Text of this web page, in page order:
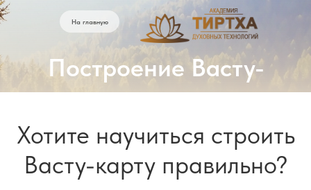
Построение Васту-
На главную
Хотите научиться строить
Васту-карту правильно?